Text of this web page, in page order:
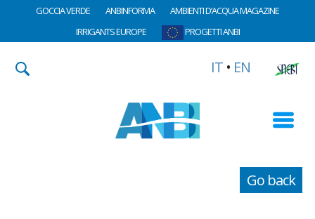
GOCCIA VERDE ANBINFORMA
AMBIENTI D’ACQUA MAGAZINE
IRRIGANTS EUROPE
PROGETTI ANBI
IT • EN
Go back